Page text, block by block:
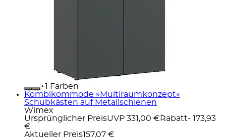
+
Farben
Kombikommode »Multiraumkonzept«
Schubkästen auf Metallschienen
Wimex
Ursprünglicher PreisUVP 331,00 € Rabatt- 173,93
€
Aktueller Preis157,07 €